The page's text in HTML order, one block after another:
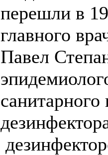
перешли в
главного
Павел
санитарного